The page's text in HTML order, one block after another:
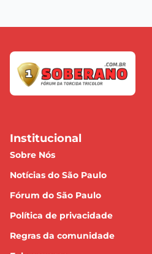
Institucional
Sobre Nós
Notícias do São Paulo
Fórum do São Paulo
Política de privacidade
Regras da comunidade